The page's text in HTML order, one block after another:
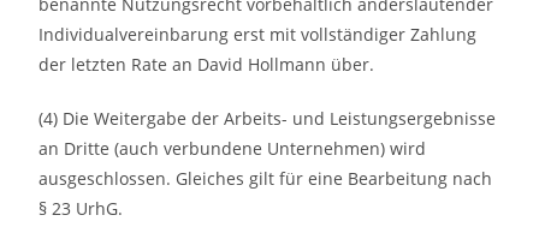
Individualvereinbarung erst mit vollständiger Zahlung
der letzten Rate an David Hollmann über.
(4) Die Weitergabe der Arbeits- und Leistungsergebnisse
an Dritte (auch verbundene Unternehmen) wird
ausgeschlossen. Gleiches gilt für eine Bearbeitung nach
§ 23 UrhG.